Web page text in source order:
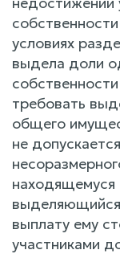
условиях
выдела доли
требовать
общего
не
находящемуся
выделяющийся
выплату ему
участниками